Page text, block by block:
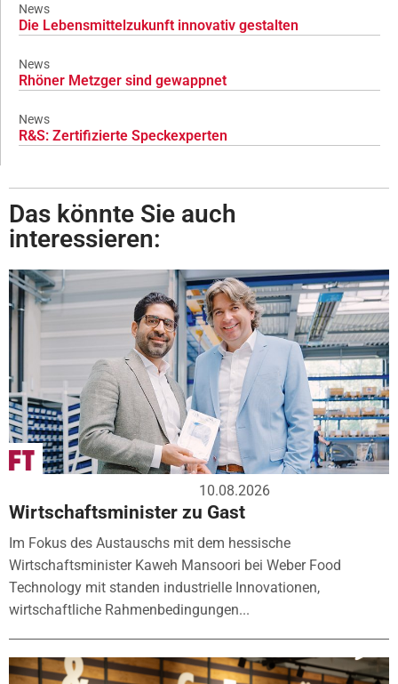
News
Die Lebensmittelzukunft innovativ gestalten
News
Rhöner Metzger sind gewappnet
News
R&S: Zertifizierte Speckexperten
Das könnte Sie auch
interessieren:
10.08.2026
Wirtschaftsminister zu Gast
Im Fokus des Austauschs mit dem hessische
Wirtschaftsminister Kaweh Mansoori bei Weber Food
Technology mit standen industrielle Innovationen,
wirtschaftliche Rahmenbedingungen...